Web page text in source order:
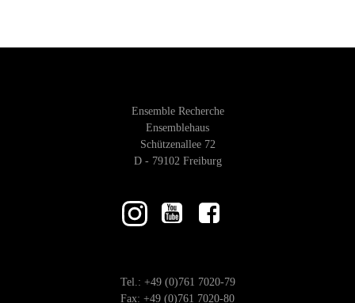
Ensemble Recherche
Ensemblehaus
Schützenallee 72
D - 79102 Freiburg
Tel.: +49 (0)761 7020-79
Fax: +49 (0)761 7020-80